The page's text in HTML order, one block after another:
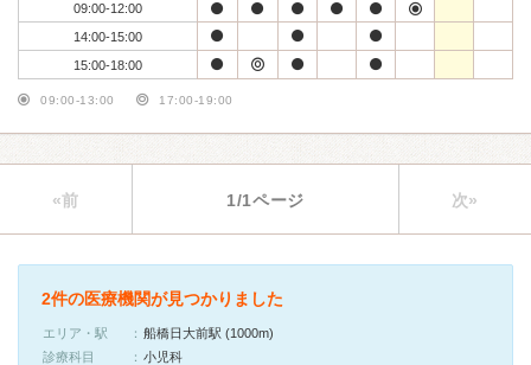
09:00-12:00
14:00-15:00
15:00-18:00
09:00-13:00 17:00-19:00
«前 1/1ページ 次»
2件の医療機関が見つかりました
エリア・駅
船橋日大前駅 (1000m)
診療科目
小児科